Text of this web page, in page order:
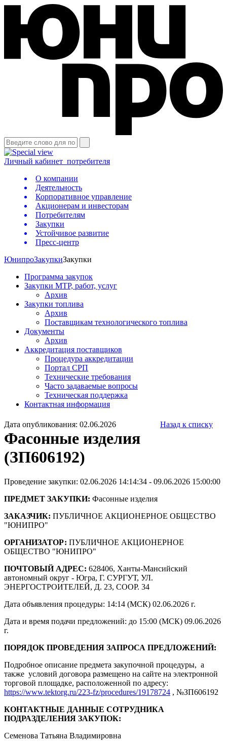
Личный кабинет потребителя
О компании
Деятельность
Корпоративное управление
Акционерам и инвесторам
Потребителям
Закупки
Устойчивое развитие
Пресс-центр
ЮнипроЗакупкиЗакупки
Программа закупок
Закупки МТР, работ, услуг
Архив
Закупки топлива
Архив
Поставщикам технологического топлива
Документы
Архив
Аккредитация поставщиков
Процедура аккредитации
Портал СРП
Технические требования
Часто задаваемые вопросы
Техническая поддержка
Контактная информация
Дата опубликования: 02.06.2026 Назад к списку
Фасонные изделия
(ЗП606192)
Проведение закупки: 02.06.2026 14:14:34 - 09.06.2026 15:00:00
ПРЕДМЕТ ЗАКУПКИ: Фасонные изделия
ЗАКАЗЧИК: ПУБЛИЧНОЕ АКЦИОНЕРНОЕ ОБЩЕСТВО
"ЮНИПРО"
ОРГАНИЗАТОР: ПУБЛИЧНОЕ АКЦИОНЕРНОЕ
ОБЩЕСТВО "ЮНИПРО"
ПОЧТОВЫЙ АДРЕС: 628406, Ханты-Мансийский
автономный округ - Югра, Г. СУРГУТ, УЛ.
ЭНЕРГОСТРОИТЕЛЕЙ, Д. 23, СООР. 34
Дата объявления процедуры: 14:14 (МСК) 02.06.2026 г.
Дата и время подачи предложений: до 15:00 (МСК) 09.06.2026
г.
ПОРЯДОК ПРОВЕДЕНИЯ ЗАПРОСА ПРЕДЛОЖЕНИЙ:
Подробное описание предмета закупочной процедуры, а
также условий договора размещено на сайте на электронной
торговой площадке, расположенной по адресу:
https://www.tektorg.ru/223-fz/procedures/19178724 , №ЗП606192
КОНТАКТНЫЕ ДАННЫЕ СОТРУДНИКА
ПОДРАЗДЕЛЕНИЯ ЗАКУПОК:
Семенова Татьяна Владимировна